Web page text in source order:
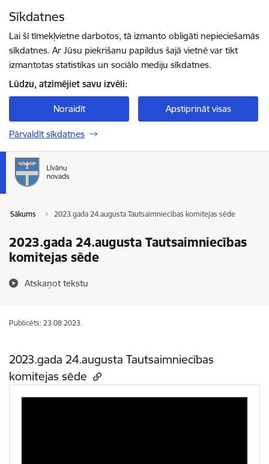
Sīkdatnes
Lai šī tīmekļvietne darbotos, tā izmanto obligāti nepieciešamās
sīkdatnes. Ar Jūsu piekrišanu papildus šajā vietnē var tikt
izmantotas statistikas un sociālo mediju sīkdatnes.
Lūdzu, atzīmējiet savu izvēli:
Noraidīt Apstiprināt visas
Pārvaldīt sīkdatnes
Sākums 2023.gada 24.augusta Tautsaimniecības komitejas sēde
2023.gada 24.augusta Tautsaimniecības
komitejas sēde
Atskaņot tekstu
Publicēts: 23.08.2023.
2023.gada 24.augusta Tautsaimniecības
komitejas sēde